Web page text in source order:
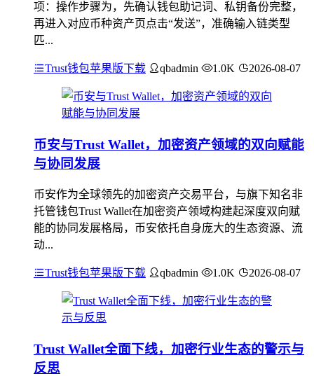
项：操作步骤为，先确认钱包助记词、私钥备份完整，
再进入对应币种资产页点击“发送”，准确输入链类型
匹...
Trust钱包苹果版下载 qbadmin 1.0K 2026-08-07
币安与Trust Wallet，加密资产领域的双向赋能
与协同发展
币安作为全球领先的加密资产交易平台，与旗下知名非
托管钱包Trust Wallet在加密资产领域构建起深度双向赋
能的协同发展格局，币安依托自身庞大的生态资源、流
动...
Trust钱包苹果版下载 qbadmin 1.0K 2026-08-07
Trust Wallet全面下线，加密行业生态的警示与
反思